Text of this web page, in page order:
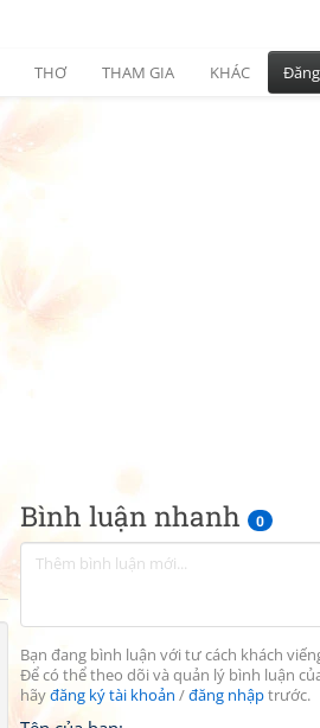
THƠ THAM GIA KHÁC
Bình luận nhanh 0
Bạn đang bình luận với tư cách khách
Để có thể theo dõi và quản lý bình luận
hãyđăng ký tài khoản /đăng nhậptrước.